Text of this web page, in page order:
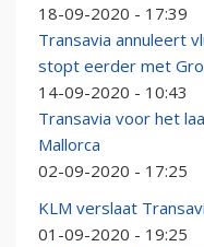
18-09-2020 - 17:39
Transavia annuleert
stopt eerder met
14-09-2020 - 10:43
Transavia voor het
Mallorca
02-09-2020 - 17:25
KLM verslaat
01-09-2020 - 19:25